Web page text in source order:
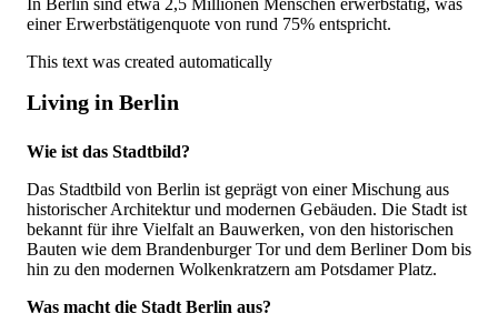
In Berlin sind etwa 2,5 Millionen Menschen erwerbstätig, was
einer Erwerbstätigenquote von rund 75% entspricht.
This text was created automatically
Living in Berlin
Wie ist das Stadtbild?
Das Stadtbild von Berlin ist geprägt von einer Mischung aus
historischer Architektur und modernen Gebäuden. Die Stadt ist
bekannt für ihre Vielfalt an Bauwerken, von den historischen
Bauten wie dem Brandenburger Tor und dem Berliner Dom bis
hin zu den modernen Wolkenkratzern am Potsdamer Platz.
Was macht die Stadt Berlin aus?